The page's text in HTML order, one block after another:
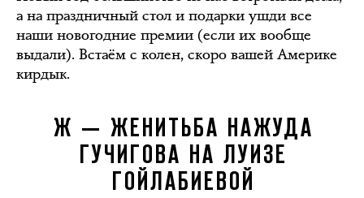
а на праздничный стол и подарки ушди все
наши новогодние премии (если их вообще
выдали). Встаём с колен, скоро вашей Америке
кирдык.
Ж — ЖЕНИТЬБА НАЖУДА
ГУЧИГОВА НА ЛУИЗЕ
ГОЙЛАБИЕВОЙ